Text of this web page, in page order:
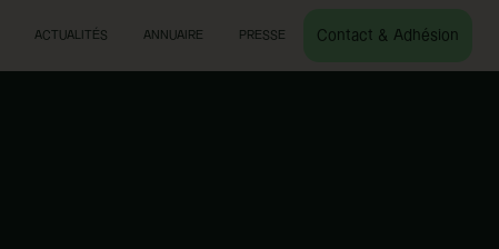
ACTUALITÉS ANNUAIRE PRESSE Contact & Adhésion